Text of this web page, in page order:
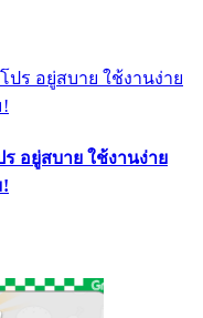
อยู่สบาย ใช้งานง่าย